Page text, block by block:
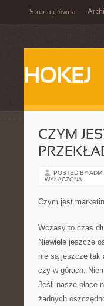
Strona główna
HOKEJ
CZYM
POSTED BY
WYŁĄCZONA
Czym jest
Wczasy to czas
Niewiele jeszcze
nie są jeszcze tak
czy w górach.
Jeśli nasze płace
żadnych